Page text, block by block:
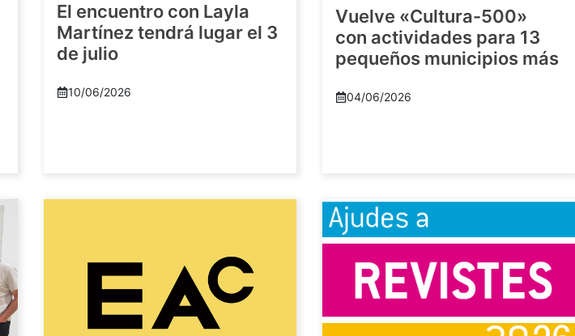
El encuentro con Layla
Martínez tendrá lugar el 3
de julio
10/06/2026
Vuelve «Cultura-500»
con actividades para 13
pequeños municipios más
04/06/2026